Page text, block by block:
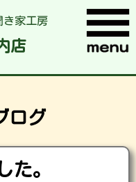
き家工房
店
ログ
た。